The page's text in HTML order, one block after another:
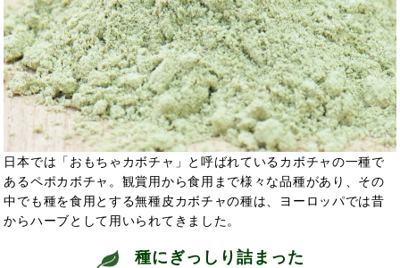
日本では「おもちゃカボチャ」と呼ばれているカボチャの一種で
あるペポカボチャ。観賞用から食用まで様々な品種があり、その
中でも種を食用とする無種皮カボチャの種は、ヨーロッパでは昔
からハーブとして用いられてきました。
種にぎっしり詰まった